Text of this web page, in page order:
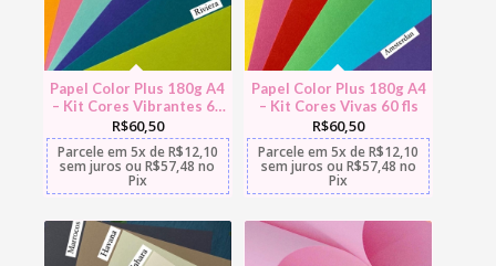
Papel Color Plus 180g A4
– Kit Cores Vibrantes 60
fls
R$60,50
Parcele em 5xdeR$12,10
sem jurosouR$57,48 no
Pix
Papel Color Plus 180g A4
– Kit Cores Vivas 60 fls
R$60,50
Parcele em5xdeR$12,10
sem juros ou R$57,48 no
Pix